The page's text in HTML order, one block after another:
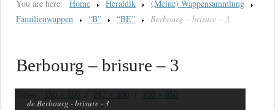
You are here: Home Heraldik
(Meine) Wappensammlung
Familienwappen
“B” “BE” Berbourg – brisure – 3
Berbourg – brisure – 3
150 × 150 247 × 300 700 × 850
de Berbourg - brisure - 3